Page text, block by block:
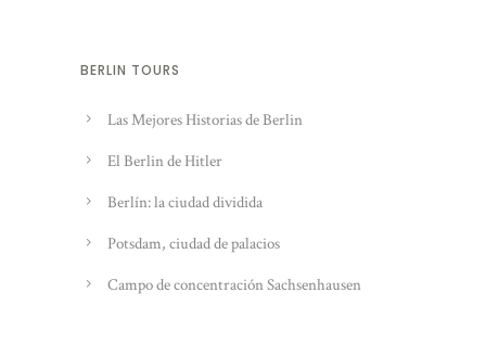
BERLIN TOURS
Las Mejores Historias de Berlin
El Berlin de Hitler
Berlín: la ciudad dividida
Potsdam, ciudad de palacios
Campo de concentración Sachsenhausen